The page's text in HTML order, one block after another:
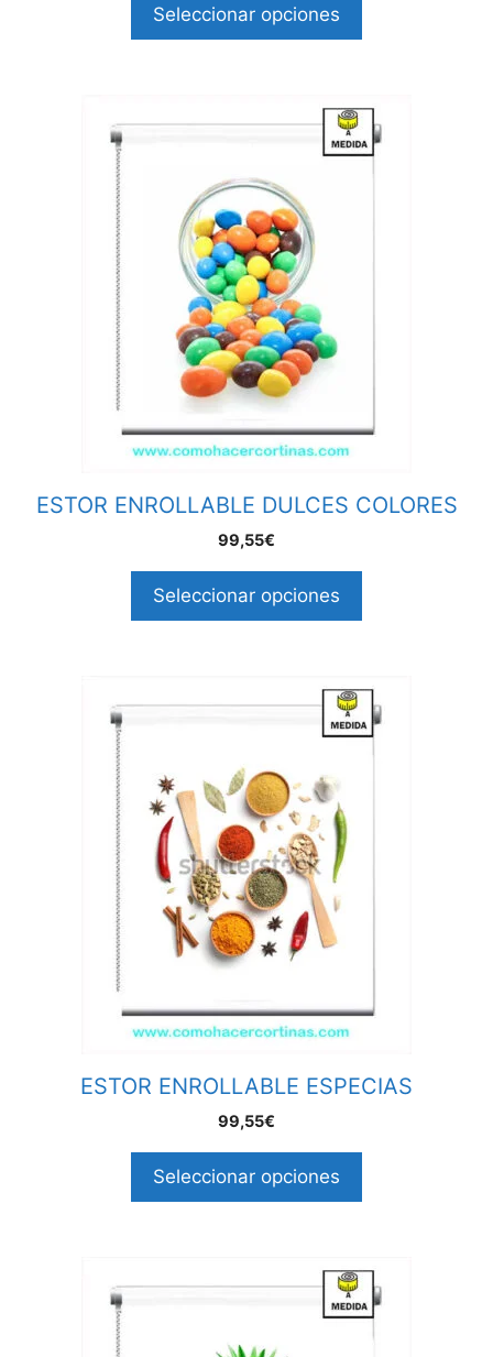
Seleccionar opciones
ESTOR ENROLLABLE DULCES COLORES
99,55€
Seleccionar opciones
ESTOR ENROLLABLE ESPECIAS
99,55€
Seleccionar opciones